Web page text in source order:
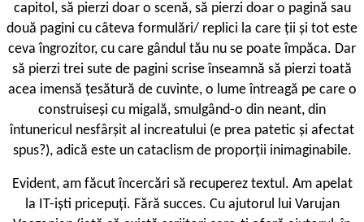
capitol, să pierzi doar o scenă, să pierzi doar o pagină sau
două pagini cu câteva formulări/ replici la care ții și tot este
ceva îngrozitor, cu care gândul tău nu se poate împăca. Dar
să pierzi trei sute de pagini scrise înseamnă să pierzi toată
acea imensă țesătură de cuvinte, o lume întreagă pe care o
construiseși cu migală, smulgând-o din neant, din
întunericul nesfârșit al increatului (e prea patetic și afectat
spus?), adică este un cataclism de proporții inimaginabile.
Evident, am făcut încercări să recuperez textul. Am apelat
la IT-iști pricepuți. Fără succes. Cu ajutorul lui Varujan